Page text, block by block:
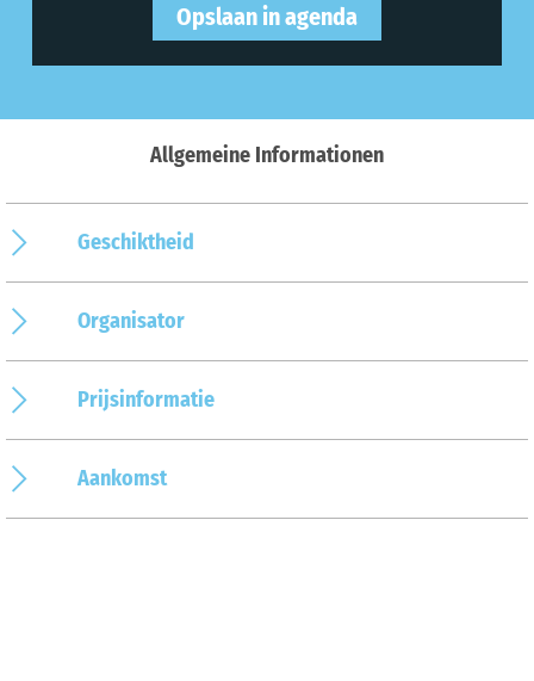
Opslaan in agenda
Allgemeine Informationen
Geschiktheid
Organisator
Prijsinformatie
Aankomst